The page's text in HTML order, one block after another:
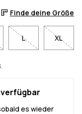
Finde deine Größe
L XL
es wieder